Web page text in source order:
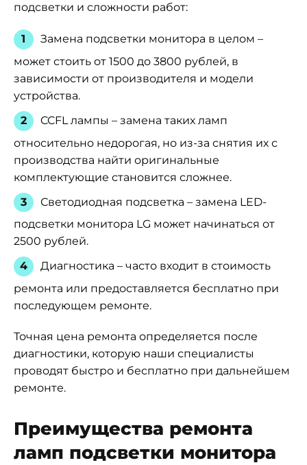
подсветки и сложности работ:
Замена подсветки монитора в целом –
может стоить от 1500 до 3800 рублей, в
зависимости от производителя и модели
устройства.
CCFL лампы – замена таких ламп
относительно недорогая, но из-за снятия их с
производства найти оригинальные
комплектующие становится сложнее.
Светодиодная подсветка – замена LED-
подсветки монитора LG может начинаться от
2500 рублей.
Диагностика – часто входит в стоимость
ремонта или предоставляется бесплатно при
последующем ремонте.
Точная цена ремонта определяется после
диагностики, которую наши специалисты
проводят быстро и бесплатно при дальнейшем
ремонте.
Преимущества ремонта
ламп подсветки монитора